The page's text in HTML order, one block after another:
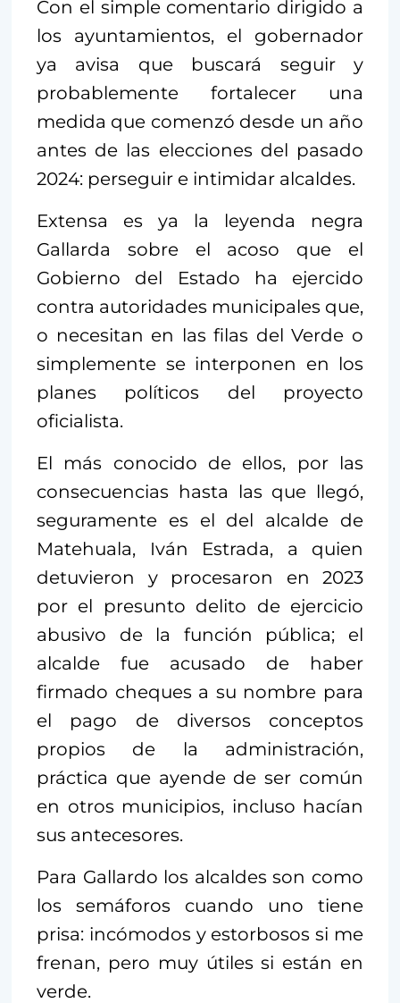
Con el simple comentario dirigido a
los ayuntamientos, el gobernador
ya avisa que buscará seguir y
probablemente fortalecer una
medida que comenzó desde un año
antes de las elecciones del pasado
2024: perseguir e intimidar alcaldes.
Extensa es ya la leyenda negra
Gallarda sobre el acoso que el
Gobierno del Estado ha ejercido
contra autoridades municipales que,
o necesitan en las filas del Verde o
simplemente se interponen en los
planes políticos del proyecto
oficialista.
El más conocido de ellos, por las
consecuencias hasta las que llegó,
seguramente es el del alcalde de
Matehuala, Iván Estrada, a quien
detuvieron y procesaron en 2023
por el presunto delito de ejercicio
abusivo de la función pública; el
alcalde fue acusado de haber
firmado cheques a su nombre para
el pago de diversos conceptos
propios de la administración,
práctica que ayende de ser común
en otros municipios, incluso hacían
sus antecesores.
Para Gallardo los alcaldes son como
los semáforos cuando uno tiene
prisa: incómodos y estorbosos si me
frenan, pero muy útiles si están en
verde.